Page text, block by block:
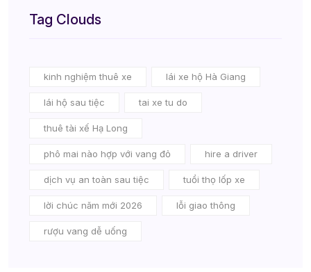
Tag Clouds
kinh nghiệm thuê xe lái xe hộ Hà Giang
lái hộ sau tiệc tai xe tu do
thuê tài xế Hạ Long
phô mai nào hợp với vang đỏ hire a driver
dịch vụ an toàn sau tiệc tuổi thọ lốp xe
lời chúc năm mới 2026 lỗi giao thông
rượu vang dễ uống